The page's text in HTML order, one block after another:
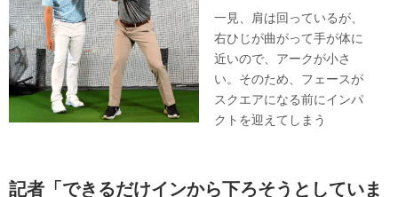
一見、肩は回っているが、
右ひじが曲がって手が体に
近いので、アークが小さ
い。そのため、フェースが
スクエアになる前にインパ
クトを迎えてしまう
記者「できるだけインから下ろそうとしていま